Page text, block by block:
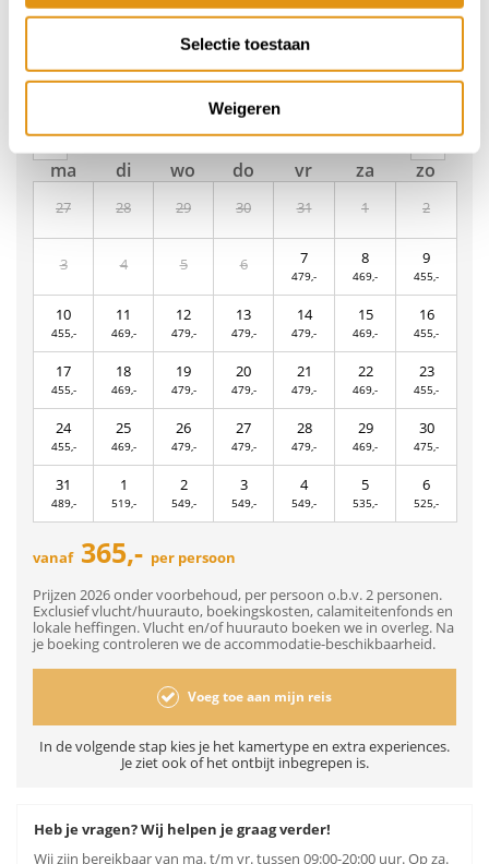
Selectie toestaan
Weigeren
ma di wo do vr za zo
27 28 29 30 31 1 2
3 4 5 6 7
479,-
8
469,-
9
455,-
10
455,-
11
469,-
12
479,-
13
479,-
14
479,-
15
469,-
16
455,-
17
455,-
18
469,-
19
479,-
20
479,-
21
479,-
22
469,-
23
455,-
24
455,-
25
469,-
26
479,-
27
479,-
28
479,-
29
469,-
30
475,-
31
489,-
1
519,-
2
549,-
3
549,-
4
549,-
5
535,-
6
525,-
vanaf 365,- per persoon
Prijzen 2026 onder voorbehoud, per persoon o.b.v. 2 personen.
Exclusief vlucht/huurauto, boekingskosten, calamiteitenfonds en
lokale heffingen. Vlucht en/of huurauto boeken we in overleg. Na
je boeking controleren we de accommodatie-beschikbaarheid.
Voeg toe aan mijn reis
In de volgende stap kies je het kamertype en extra experiences.
Je ziet ook of het ontbijt inbegrepen is.
Heb je vragen? Wij helpen je graag verder!
Wij zijn bereikbaar van ma. t/m vr. tussen 09:00-20:00 uur. Op za.